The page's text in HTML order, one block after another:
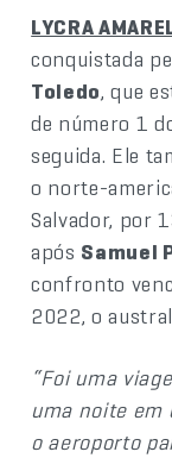
LYCRA
conquistada
Toledo, que
de número 1
seguida. Ele
o norte-
Salvador, por
após Samuel
confronto
2022, o
“Foi uma
uma noite em
o aeroporto